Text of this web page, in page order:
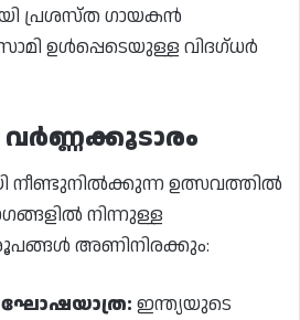
പ്രശസ്ത ഗായകൻ
ഉൾപ്പെടെയുള്ള വിദഗ്ധർ
നീണ്ടുനിൽക്കുന്ന ഉത്സവത്തിൽ
നിന്നുള്ള
അണിനിരക്കും:
ഘോഷയാത്ര: ഇന്ത്യയുടെ